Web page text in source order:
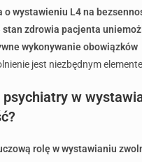
o wystawieniu L4 na
stan zdrowia pacjenta
wykonywanie obowiązków
jest niezbędnym
w
rolę w wystawianiu